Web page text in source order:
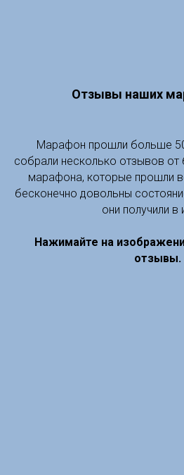
Отзывы наших
Марафон прошли больше
собрали несколько отзывов
марафона, которые прошли
бесконечно довольны
они получили в
Нажимайте на
отзывы.